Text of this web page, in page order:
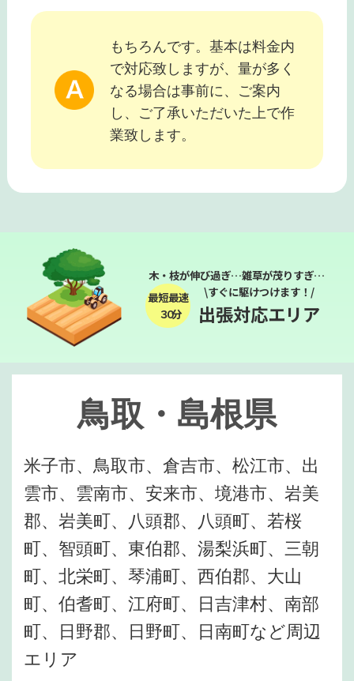
もちろんです。基本は料金内
で対応致しますが、量が多く
なる場合は事前に、ご案内
し、ご了承いただいた上で作
業致します。
木・枝が伸び過ぎ…雑草が茂りすぎ…
最短最速
３０分
\すぐに駆けつけます！/
出張対応エリア
鳥取・島根県
米子市、鳥取市、倉吉市、松江市、出
雲市、雲南市、安来市、境港市、岩美
郡、岩美町、八頭郡、八頭町、若桜
町、智頭町、東伯郡、湯梨浜町、三朝
町、北栄町、琴浦町、西伯郡、大山
町、伯耆町、江府町、日吉津村、南部
町、日野郡、日野町、日南町など周辺
エリア